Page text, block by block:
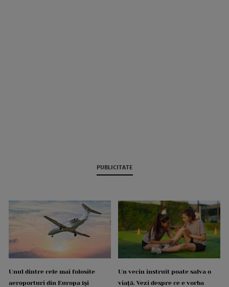
PUBLICITATE
Unul dintre cele mai folosite
aeroporturi din Europa își
Un vecin instruit poate salva o
viață. Vezi despre ce e vorba